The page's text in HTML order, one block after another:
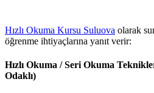
Hızlı Okuma Kursu Suluova olarak
öğrenme ihtiyaçlarına yanıt verir:
Hızlı Okuma / Seri Okuma
Odaklı)